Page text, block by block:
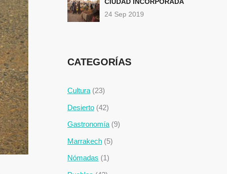
CIUDAD INCORPORADA
24 Sep 2019
CATEGORÍAS
Cultura(23)
Desierto (42)
Gastronomía(9)
Marrakech (5)
Nómadas (1)